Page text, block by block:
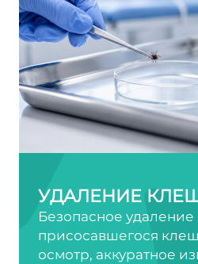
УДАЛЕНИЕ
Безопасное удаление
присосавшегося
осмотр, аккуратное